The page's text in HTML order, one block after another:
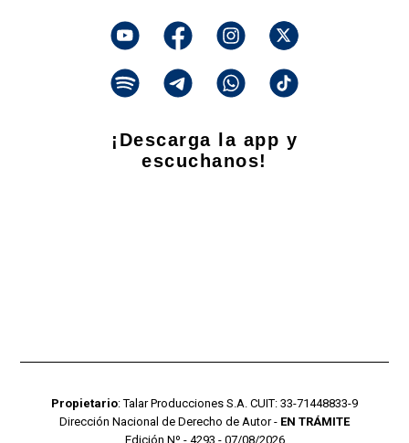
¡Descarga la app y
escuchanos!
Propietario: Talar Producciones S.A. CUIT: 33-71448833-9
Dirección Nacional de Derecho de Autor - EN TRÁMITE
Edición Nº - 4293 - 07/08/2026